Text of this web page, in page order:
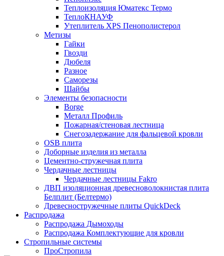
Теплоизоляция Юматекс Термо
ТеплоКНАУФ
Утеплитель XPS Пенополистерол
Метизы
Гайки
Гвозди
Дюбеля
Разное
Саморезы
Шайбы
Элементы безопасности
Borge
Металл Профиль
Пожарная/стеновая лестница
Снегозадержание для фальцевой кровли
OSB плита
Доборные изделия из металла
Цементно-стружечная плита
Чердачные лестницы
Чердачные лестницы Fakro
ДВП изоляционная древесноволокнистая плита
Белплит (Белтермо)
Древесностружечные плиты QuickDeck
Распродажа
Распродажа Дымоходы
Распродажа Комплектующие для кровли
Стропильные системы
ПроСтропила